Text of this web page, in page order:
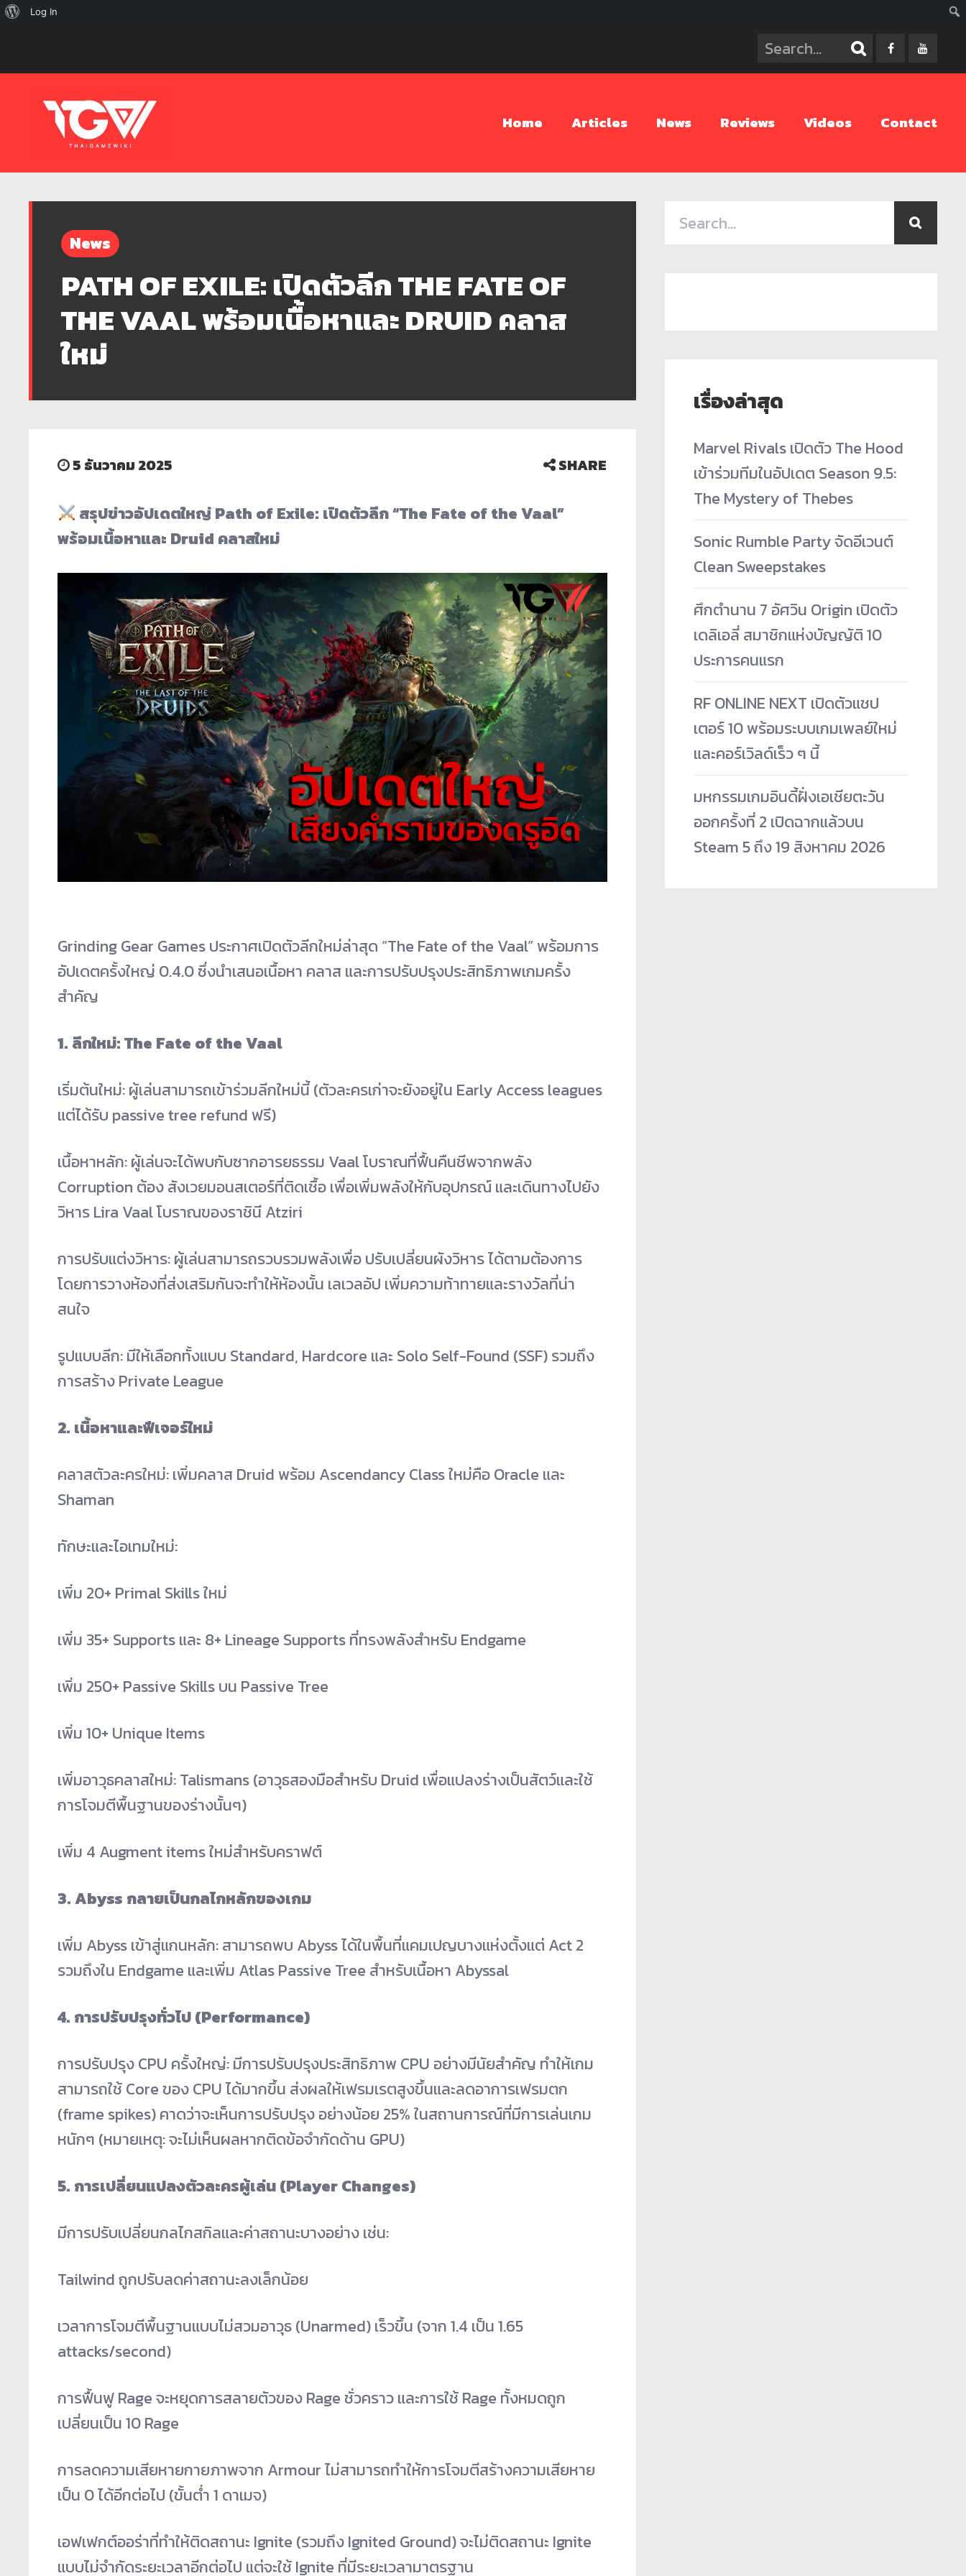
Home Articles News Reviews Videos Contact
News
PATH OF EXILE: เปิดตัวลีก THE FATE OF
THE VAAL พร้อมเนื้อหาและ DRUID คลาส
ใหม่
5 ธันวาคม 2025 SHARE
สรุปข่าวอัปเดตใหญ่ Path of Exile: เปิดตัวลีก “The Fate of the Vaal”
พร้อมเนื้อหาและ Druid คลาสใหม่
Grinding Gear Games ประกาศเปิดตัวลีกใหม่ล่าสุด “The Fate of the Vaal” พร้อมการ
อัปเดตครั้งใหญ่ 0.4.0 ซึ่งนำเสนอเนื้อหา คลาส และการปรับปรุงประสิทธิภาพเกมครั้ง
สำคัญ
1. ลีกใหม่: The Fate of the Vaal
เริ่มต้นใหม่: ผู้เล่นสามารถเข้าร่วมลีกใหม่นี้ (ตัวละครเก่าจะยังอยู่ใน Early Access leagues
แต่ได้รับ passive tree refund ฟรี)
เนื้อหาหลัก: ผู้เล่นจะได้พบกับซากอารยธรรม Vaal โบราณที่ฟื้นคืนชีพจากพลัง
Corruption ต้อง สังเวยมอนสเตอร์ที่ติดเชื้อ เพื่อเพิ่มพลังให้กับอุปกรณ์ และเดินทางไปยัง
วิหาร Lira Vaal โบราณของราชินี Atziri
การปรับแต่งวิหาร: ผู้เล่นสามารถรวบรวมพลังเพื่อ ปรับเปลี่ยนผังวิหาร ได้ตามต้องการ
โดยการวางห้องที่ส่งเสริมกันจะทำให้ห้องนั้น เลเวลอัป เพิ่มความท้าทายและรางวัลที่น่า
สนใจ
รูปแบบลีก: มีให้เลือกทั้งแบบ Standard, Hardcore และ Solo Self-Found (SSF) รวมถึง
การสร้าง Private League
2. เนื้อหาและฟีเจอร์ใหม่
คลาสตัวละครใหม่: เพิ่มคลาส Druid พร้อม Ascendancy Class ใหม่คือ Oracle และ
Shaman
ทักษะและไอเทมใหม่:
เพิ่ม 20+ Primal Skills ใหม่
เพิ่ม 35+ Supports และ 8+ Lineage Supports ที่ทรงพลังสำหรับ Endgame
เพิ่ม 250+ Passive Skills บน Passive Tree
เพิ่ม 10+ Unique Items
เพิ่มอาวุธคลาสใหม่: Talismans (อาวุธสองมือสำหรับ Druid เพื่อแปลงร่างเป็นสัตว์และใช้
การโจมตีพื้นฐานของร่างนั้นๆ)
เพิ่ม 4 Augment items ใหม่สำหรับคราฟต์
3. Abyss กลายเป็นกลไกหลักของเกม
เพิ่ม Abyss เข้าสู่แกนหลัก: สามารถพบ Abyss ได้ในพื้นที่แคมเปญบางแห่งตั้งแต่ Act 2
รวมถึงใน Endgame และเพิ่ม Atlas Passive Tree สำหรับเนื้อหา Abyssal
4. การปรับปรุงทั่วไป (Performance)
การปรับปรุง CPU ครั้งใหญ่: มีการปรับปรุงประสิทธิภาพ CPU อย่างมีนัยสำคัญ ทำให้เกม
สามารถใช้ Core ของ CPU ได้มากขึ้น ส่งผลให้เฟรมเรตสูงขึ้นและลดอาการเฟรมตก
(frame spikes) คาดว่าจะเห็นการปรับปรุง อย่างน้อย 25% ในสถานการณ์ที่มีการเล่นเกม
หนักๆ (หมายเหตุ: จะไม่เห็นผลหากติดข้อจำกัดด้าน GPU)
5. การเปลี่ยนแปลงตัวละครผู้เล่น (Player Changes)
มีการปรับเปลี่ยนกลไกสกิลและค่าสถานะบางอย่าง เช่น:
Tailwind ถูกปรับลดค่าสถานะลงเล็กน้อย
เวลาการโจมตีพื้นฐานแบบไม่สวมอาวุธ (Unarmed) เร็วขึ้น (จาก 1.4 เป็น 1.65
attacks/second)
การฟื้นฟู Rage จะหยุดการสลายตัวของ Rage ชั่วคราว และการใช้ Rage ทั้งหมดถูก
เปลี่ยนเป็น 10 Rage
การลดความเสียหายกายภาพจาก Armour ไม่สามารถทำให้การโจมตีสร้างความเสียหาย
เป็น 0 ได้อีกต่อไป (ขั้นต่ำ 1 ดาเมจ)
เอฟเฟกต์ออร่าที่ทำให้ติดสถานะ Ignite (รวมถึง Ignited Ground) จะไม่ติดสถานะ Ignite
แบบไม่จำกัดระยะเวลาอีกต่อไป แต่จะใช้ Ignite ที่มีระยะเวลามาตรฐาน
เรื่องล่าสุด
Marvel Rivals เปิดตัว The Hood
เข้าร่วมทีมในอัปเดต Season 9.5:
The Mystery of Thebes
Sonic Rumble Party จัดอีเวนต์
Clean Sweepstakes
ศึกตำนาน 7 อัศวิน Origin เปิดตัว
เดลิเอลี่ สมาชิกแห่งบัญญัติ 10
ประการคนแรก
RF ONLINE NEXT เปิดตัวแชป
เตอร์ 10 พร้อมระบบเกมเพลย์ใหม่
และคอร์เวิลด์เร็ว ๆ นี้
มหกรรมเกมอินดี้ฝั่งเอเชียตะวัน
ออกครั้งที่ 2 เปิดฉากแล้วบน
Steam 5 ถึง 19 สิงหาคม 2026
เกี่ยวLog In